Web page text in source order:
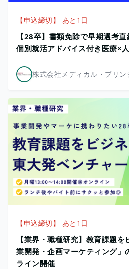
【申込締切】 あと1日
【28卒】書類免除で早期選考
個別就活アドバイス付き医療×
株式会社メディカル・プリン
【申込締切】 あと1日
【業界・職種研究】教育課題
業開発・企画マーケティング
ライン開催